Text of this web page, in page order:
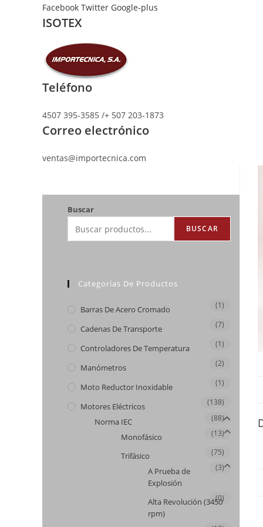
Facebook Twitter Google-plus
ISOTEX
Teléfono
4507 395-3585 /+ 507 203-1873
Correo electrónico
ventas@importecnica.com
Buscar
BUSCAR
Categorías De Productos
Barras De Acero Cromado (1)
Cadenas De Transporte (7)
Controladores De Temperatura (1)
Manómetros (2)
Moto Reductor Inoxidable (1)
Motores Eléctricos (138)
Norma IEC (88)
Monofásico (13)
Trifásico (75)
A Prueba de
Explosión
(3)
Alta Revolución (3450
rpm)
(0)